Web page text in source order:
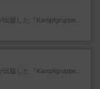
出版した『Kampfgruppe...
出版した『Kampfgruppe...